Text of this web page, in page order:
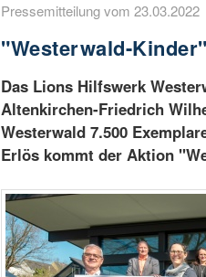
Pressemitteilung vom
"Westerwald-
Das Lions Hilfswerk
Altenkirchen-Friedrich
Westerwald 7.500
Erlös kommt der Aktion